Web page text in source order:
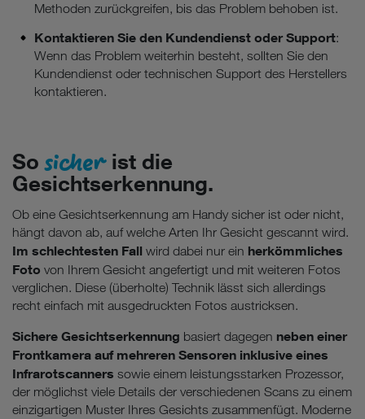
Methoden zurückgreifen, bis das Problem behoben ist.
Kontaktieren Sie den Kundendienst oder Support:
Wenn das Problem weiterhin besteht, sollten Sie den
Kundendienst oder technischen Support des Herstellers
kontaktieren.
Sosicherist die
Gesichtserkennung.
Ob eine Gesichtserkennung am Handy sicher ist oder nicht,
hängt davon ab, auf welche Arten Ihr Gesicht gescannt wird.
Im schlechtesten Fall wird dabei nur ein herkömmliches
Foto von Ihrem Gesicht angefertigt und mit weiteren Fotos
verglichen. Diese (überholte) Technik lässt sich allerdings
recht einfach mit ausgedruckten Fotos austricksen.
Sichere Gesichtserkennung basiert dagegen neben einer
Frontkamera auf mehreren Sensoren inklusive eines
Infrarotscanners sowie einem leistungsstarken Prozessor,
der möglichst viele Details der verschiedenen Scans zu einem
einzigartigen Muster Ihres Gesichts zusammenfügt. Moderne